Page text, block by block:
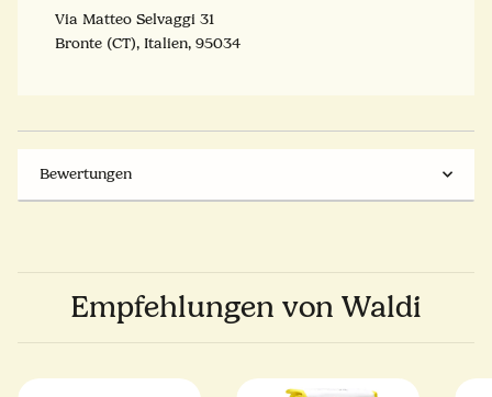
Via Matteo Selvaggi 31
Bronte (CT), Italien, 95034
Bewertungen
Empfehlungen von Waldi